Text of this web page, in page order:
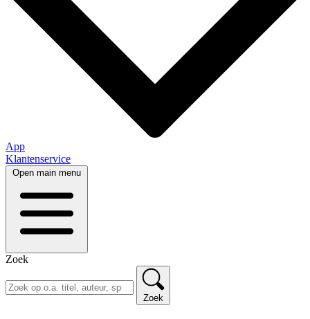
App
Klantenservice
Open main menu
Zoek
Zoek